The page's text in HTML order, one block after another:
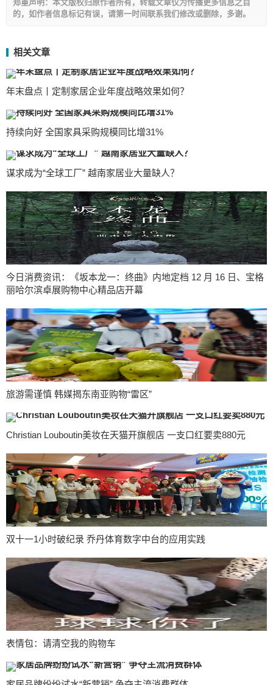
郑重声明：本文版权归原作者所有，转载文章仅为传播更多信息之目
的，如作者信息标记有误，请第一时间联系我们修改或删除，多谢。
相关文章
年末盘点丨定制家居企业年度战略效果如何？
持续向好 全国家具采购规模同比增31%
谋求成为“全球工厂” 越南家居业大量缺人？
今日消费资讯：《坂本龙一：终曲》内地定档 12 月 16 日、宝格
丽哈尔滨卓展购物中心精品店开幕
旅游需谨慎 韩媒揭东南亚购物“雷区”
Christian Louboutin美妆在天猫开旗舰店 一支口红要卖880元
双十一1小时破纪录 乔丹体育数字中台的应用实践
表情包：请清空我的购物车